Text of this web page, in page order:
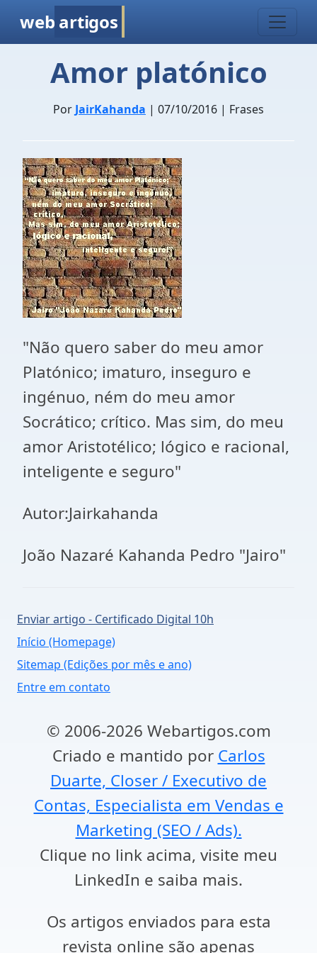
web artigos
Amor platónico
Por JairKahanda | 07/10/2016 | Frases
"Não quero saber do meu amor
Platónico; imaturo, inseguro e
ingénuo, ném do meu amor
Socrático; crítico. Mas sim, do meu
amor Aristotélico; lógico e racional,
inteligente e seguro"
Autor:Jairkahanda
João Nazaré Kahanda Pedro "Jairo"
Enviar artigo - Certificado Digital 10h
Início (Homepage)
Sitemap (Edições por mês e ano)
Entre em contato
© 2006-2026 Webartigos.com
Criado e mantido por Carlos
Duarte, Closer / Executivo de
Contas, Especialista em Vendas e
Marketing (SEO / Ads).
Clique no link acima, visite meu
LinkedIn e saiba mais.
Os artigos enviados para esta
revista online são apenas